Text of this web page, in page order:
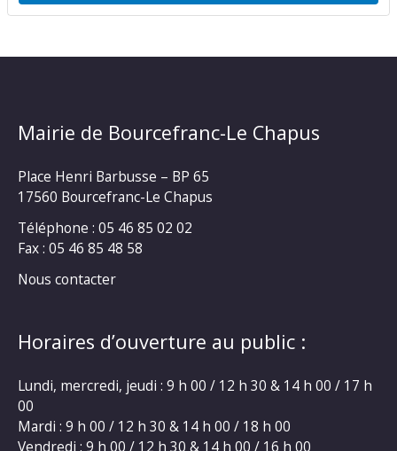
Mairie de Bourcefranc-Le Chapus
Place Henri Barbusse – BP 65
17560 Bourcefranc-Le Chapus
Téléphone : 05 46 85 02 02
Fax : 05 46 85 48 58
Nous contacter
Horaires d’ouverture au public :
Lundi, mercredi, jeudi : 9 h 00 / 12 h 30 & 14 h 00 / 17 h
00
Mardi : 9 h 00 / 12 h 30 & 14 h 00 / 18 h 00
Vendredi : 9 h 00 / 12 h 30 & 14 h 00 / 16 h 00